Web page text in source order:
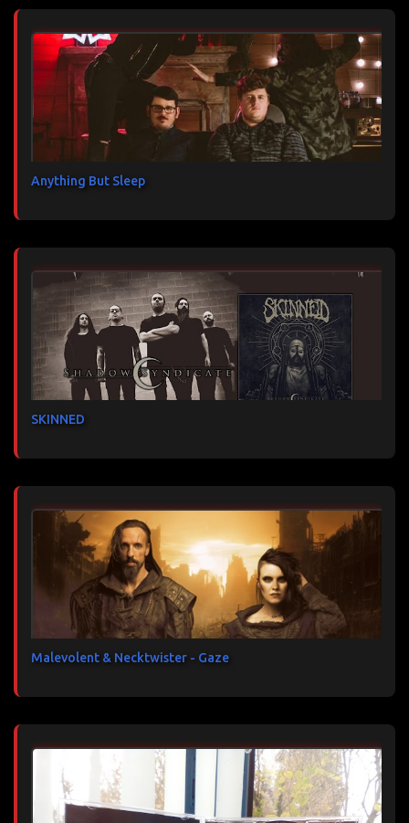
Anything But Sleep
SKINNED
Malevolent & Necktwister - Gaze